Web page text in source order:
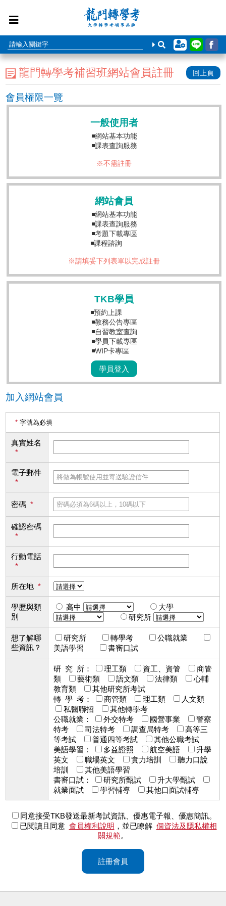
龍門轉學考補習班網站會員註冊 回上頁
會員權限一覽
一般使用者
◾網站基本功能
◾課表查詢服務
※不需註冊
網站會員
◾網站基本功能
◾課表查詢服務
◾考題下載專區
◾課程諮詢
※請填妥下列表單以完成註冊
TKB學員
◾預約上課
◾教務公告專區
◾自習教室查詢
◾學員下載專區
◾WIP卡專區
學員登入
加入網站會員
* 字號為必填
真實姓名
*
電子郵件
*
密碼 *
確認密碼
*
行動電話
*
所在地 *
學歷與類
別
高中
大學
研究所
想了解哪
些資訊？
研究所 轉學考
公職就業
美語學習
書審口試
研 究 所： 理工類 資工、資管
商管
類
藝術類 語文類 法律類
心輔
教育類
其他研究所考試
轉 學 考：
商管類 理工類
人文類
私醫聯招
其他轉學考
公職就業：
外交特考 國營事業
警察
特考
司法特考 調查局特考
高等三
等考試
普通四等考試
其他公職考試
美語學習：
多益證照 航空美語
升學
英文
職場英文 實力培訓
聽力口說
培訓
其他美語學習
書審口試：
研究所甄試
升大學甄試
就業面試
學習輔導 其他口面試輔導
同意接受TKB發送最新考試資訊、優惠電子報、優惠簡訊。
已閱讀且同意 會員權利說明 ，並已瞭解 個資法及隱私權相
關規範。
註冊會員